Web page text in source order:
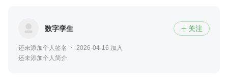
数字孪生  关注
还未添加个人签名
2026-04-16 加入
还未添加个人简介